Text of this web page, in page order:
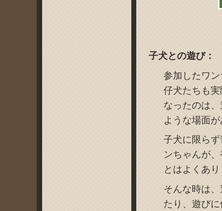
子犬との遊び：
参加したワ
仔犬たちも
なったのは
ような場面
子犬に限ら
ンちゃんが
とはよくあ
そんな時は
たり、遊び